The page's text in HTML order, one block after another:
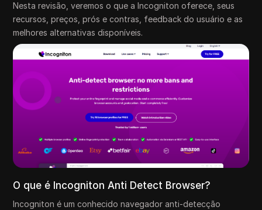
Nesta revisão, veremos o que a Incogniton oferece, seus
recursos, preços, prós e contras, feedback do usuário e as
melhores alternativas disponíveis.
O que é Incogniton Anti Detect Browser?
Incogniton é um conhecido navegador anti-detecção